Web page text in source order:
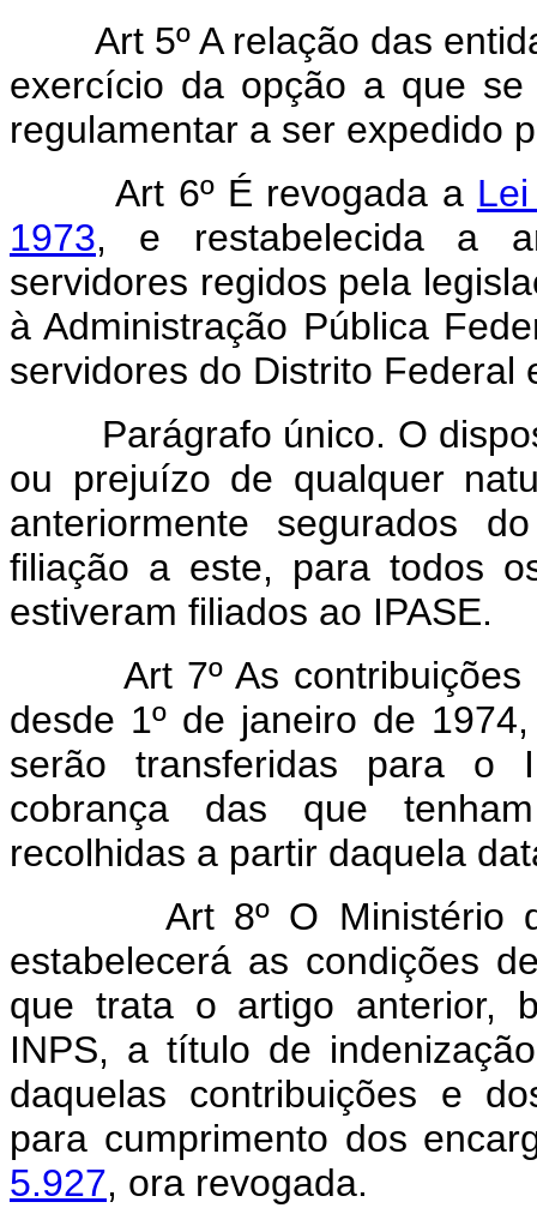
Art 5º A relação das
exercício da opção a que
regulamentar a ser expedido
Art 6º É revogada a
1973, e restabelecida a
servidores regidos pela
à Administração Pública
servidores do Distrito Federal
Parágrafo único. O
ou prejuízo de qualquer
anteriormente segurados
filiação a este, para todos
estiveram filiados ao IPASE.
Art 7º As
desde 1º de janeiro de
serão transferidas para o
cobrança das que
recolhidas a partir daquela
Art 8º O Ministério
estabelecerá as condições
que trata o artigo anterior,
INPS, a título de
daquelas contribuições e
para cumprimento dos
5.927, ora revogada.